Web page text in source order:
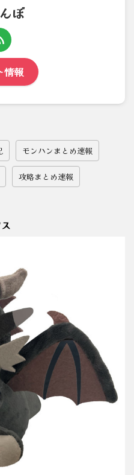
ぼ
情報
モンハンまとめ速報
攻略まとめ速報